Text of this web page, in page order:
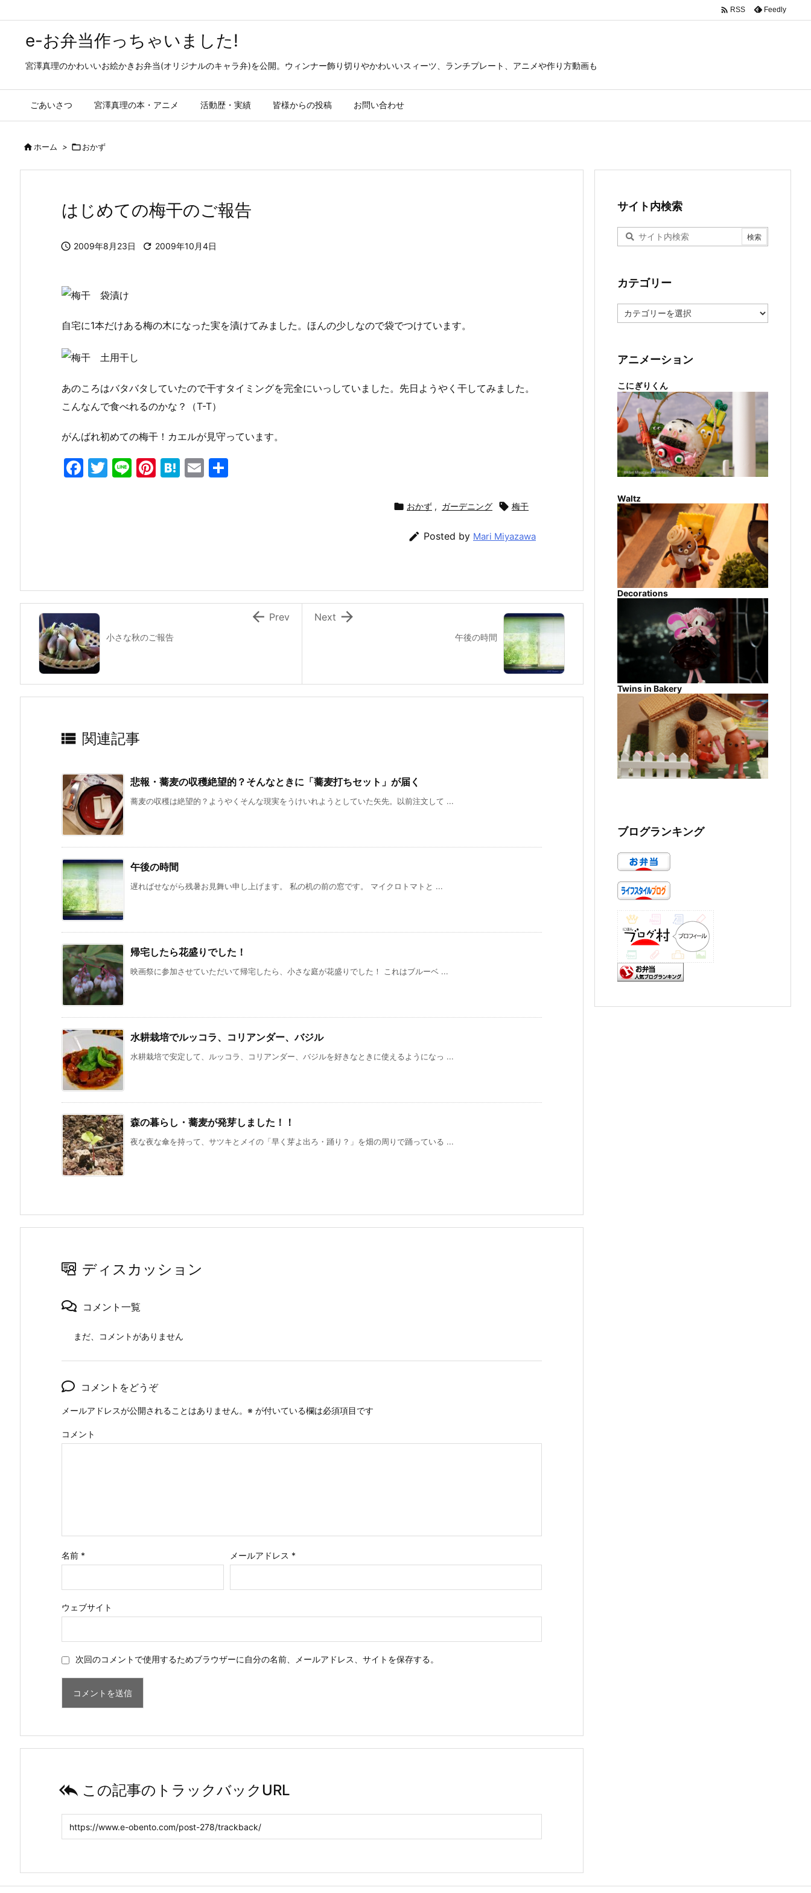
e-お弁当作っちゃいました!
宮澤真理のかわいいお絵かきお弁当(オリジナルのキャラ弁)を公開。ウィンナー飾り切りやかわいいスィーツ、ランチプレート、アニメや作り方動画も
ごあいさつ 宮澤真理の本・アニメ 活動歴・実績 皆様からの投稿 お問い合わせ
 RSS Feedly
ホーム > おかず
はじめての梅干のご報告
 2009年8月23日  2009年10月4日
自宅に1本だけある梅の木になった実を漬けてみました。ほんの少しなので袋でつけています。
あのころはバタバタしていたので干すタイミングを完全にいっしていました。先日ようやく干してみました。
こんなんで食べれるのかな？（T-T）
がんばれ初めての梅干！カエルが見守っています。
F
k
T
Li Pi H
E
 おかず , ガーデニング  梅干
 Posted by Mari Miyazawa
午後の時間

Next
小さな秋のご報告
 Prev
 関連記事
悲報・蕎麦の収穫絶望的？そんなときに「蕎麦打ちセット」が届く
蕎麦の収穫は絶望的？ようやくそんな現実をうけいれようとしていた矢先。以前注文して ...
午後の時間
遅ればせながら残暑お見舞い申し上げます。 私の机の前の窓です。 マイクロトマトと ...
帰宅したら花盛りでした！
映画祭に参加させていただいて帰宅したら、小さな庭が花盛りでした！ これはブルーベ ...
水耕栽培でルッコラ、コリアンダー、バジル
水耕栽培で安定して、ルッコラ、コリアンダー、バジルを好きなときに使えるようになっ ...
森の暮らし・蕎麦が発芽しました！！
夜な夜な傘を持って、サツキとメイの「早く芽よ出ろ・踊り？」を畑の周りで踊っている ...
ディスカッション
コメント一覧
まだ、コメントがありません
コメントをどうぞ
メールアドレスが公開されることはありません。 ※ が付いている欄は必須項目です
コメント
名前 * メールアドレス *
ウェブサイト
次回のコメントで使用するためブラウザーに自分の名前、メールアドレス、サイトを保存する。
 この記事のトラックバックURL
サイト内検索
カテゴリー
テ
ー
アニメーション
こにぎりくん
Waltz
Decorations
Twins in Bakery
ブログランキング